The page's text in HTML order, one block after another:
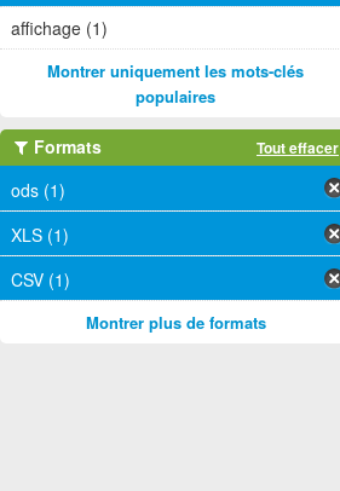
affichage (1)
Montrer uniquement les mots-clés
populaires
Formats Tout effacer
ods (1)
XLS (1)
CSV (1)
Montrer plus de formats